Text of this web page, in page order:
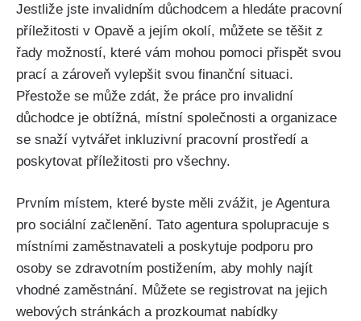
Jestliže jste invalidním důchodcem a hledáte pracovní
příležitosti v Opavě a jejím okolí, můžete se těšit z
řady možností, které vám mohou pomoci přispět svou
prací a zároveň vylepšit svou finanční situaci.
Přestože se může zdát, že práce pro invalidní
důchodce je obtížná, místní společnosti a organizace
se snaží vytvářet inkluzivní pracovní prostředí a
poskytovat příležitosti pro všechny.
Prvním místem, které byste měli zvážit, je Agentura
pro sociální začlenění. Tato agentura spolupracuje s
místními zaměstnavateli a poskytuje podporu pro
osoby se zdravotním postižením, aby mohly najít
vhodné zaměstnání. Můžete se registrovat na jejich
webových stránkách a prozkoumat nabídky